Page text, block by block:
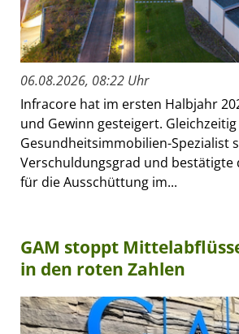
06.08.2026, 08:22 Uhr
Infracore hat im ersten Halbjahr
und Gewinn gesteigert.
Gesundheitsimmobilien-Spezialist
Verschuldungsgrad und bestätigte
für die Ausschüttung im...
GAM stoppt
in den roten Zahlen